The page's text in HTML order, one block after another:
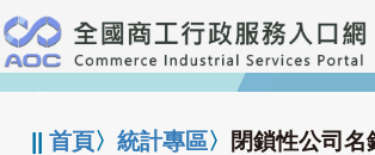
跳
到
主
要
:::
||首頁〉統計專區〉 閉鎖性公司名